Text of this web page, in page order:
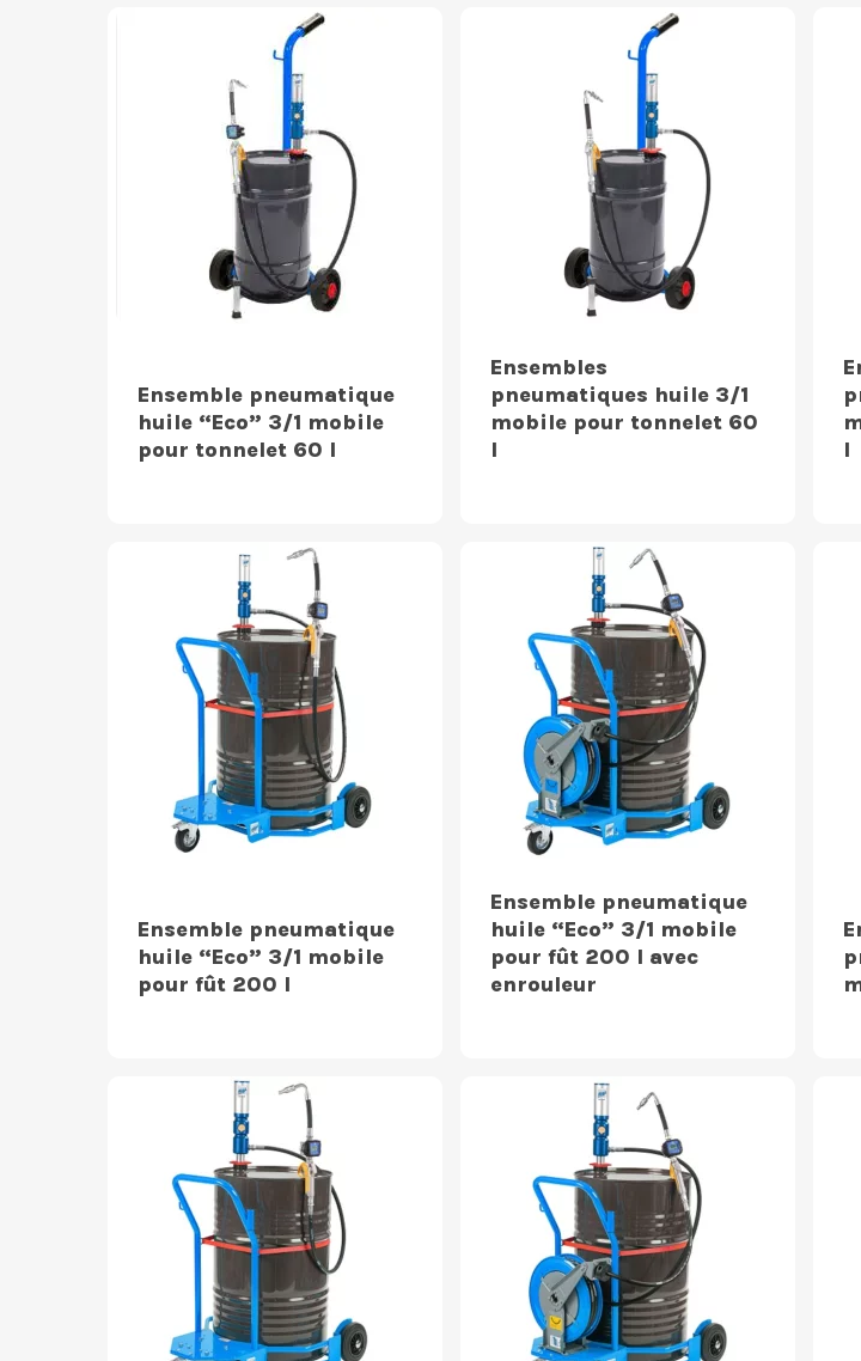
Ensemble pneumatique
huile “Eco” 3/1 mobile
pour tonnelet 60 l
Ensembles
pneumatiques huile 3/1
mobile pour tonnelet 60
l
l
Ensemble pneumatique
huile “Eco” 3/1 mobile
pour fût 200 l
Ensemble pneumatique
huile “Eco” 3/1 mobile
pour fût 200 l avec
enrouleur